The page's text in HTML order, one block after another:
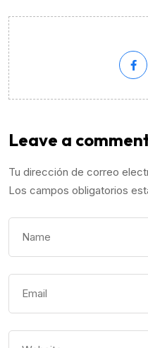
Leave a
Tu dirección de correo
Los campos obligatorios